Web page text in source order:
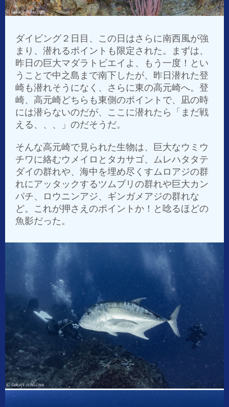
ダイビング２日目、この日はさらに南西風が強
まり、潜れるポイントも限定された。まずは、
昨日の巨大マダラトビエイよ、もう一度！とい
うことで中之島まで南下したが、昨日潜れた登
崎も潜れそうになく、さらに東の高元崎へ。登
崎、高元崎どちらも東側のポイントで、凪の時
には潜らないのだが、ここに潜れたら「まだ戦
える、、、」のだそうだ。
そんな高元崎で見られた生物は、巨大なウミウ
チワに絡むウメイロとタカサゴ、ムレハタタテ
ダイの群れや、海中を埋め尽くすムロアジの群
れにアッタックするツムブリの群れや巨大カン
パチ、ロウニンアジ、ギンガメアジの群れな
ど。これが押さえのポイントか！と唸るほどの
魚影だった。